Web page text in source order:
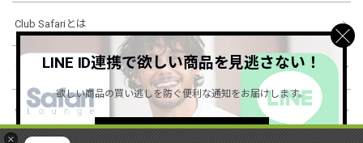
×
Club Safariとは
ショッピングガイド
会社概要・規約
LINE ID連携で欲しい商品を見逃さない！
欲しい商品の買い逃しを防ぐ便利な通知をお届けします。
詳しくはこちら ＞